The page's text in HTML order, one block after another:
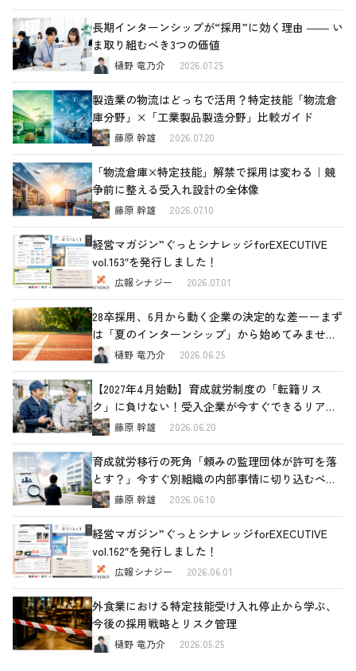
長期インターンシップが“採用”に効く理由 ―― い
ま取り組むべき3つの価値
樋野 竜乃介 2026.07.25
製造業の物流はどっちで活用？特定技能「物流倉
庫分野」×「工業製品製造分野」比較ガイド
藤原 幹雄 2026.07.20
「物流倉庫×特定技能」解禁で採用は変わる｜競
争前に整える受入れ設計の全体像
藤原 幹雄 2026.07.10
経営マガジン”ぐっとシナレッジforEXECUTIVE
vol.163″を発行しました！
広報シナジー 2026.07.01
28卒採用、6月から動く企業の決定的な差ーーまず
は「夏のインターンシップ」から始めてみません
か
樋野 竜乃介 2026.06.25
【2027年4月始動】育成就労制度の「転籍リス
ク」に負けない！受入企業が今すぐできるリアル
な対策藤原 幹雄 2026.06.20
育成就労移行の死角「頼みの監理団体が許可を落
とす？」今すぐ別組織の内部事情に切り込むべき
理由と、確認すべき4つの重要ポイント
藤原 幹雄 2026.06.10
経営マガジン”ぐっとシナレッジforEXECUTIVE
vol.162″を発行しました！
広報シナジー 2026.06.01
外食業における特定技能受け入れ停止から学ぶ、
今後の採用戦略とリスク管理
樋野 竜乃介 2026.05.25